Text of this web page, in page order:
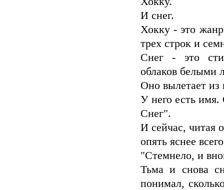
И снег.
Хокку - это жанр
трех строк и
Снег - это
облаков белыми
Оно вылетает из
У него есть имя.
Снег".
И сейчас, читая
опять яснее
"Стемнело, и
Тьма и снова
понимал,